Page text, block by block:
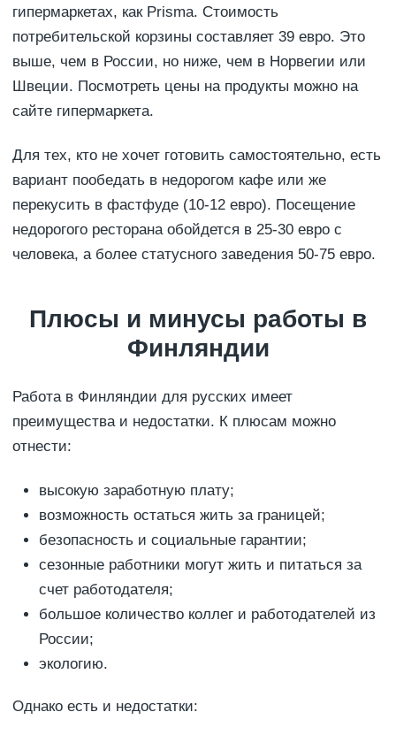
гипермаркетах, как Prisma. Стоимость
потребительской корзины составляет 39 евро. Это
выше, чем в России, но ниже, чем в Норвегии или
Швеции. Посмотреть цены на продукты можно на
сайте гипермаркета.
Для тех, кто не хочет готовить самостоятельно, есть
вариант пообедать в недорогом кафе или же
перекусить в фастфуде (10-12 евро). Посещение
недорогого ресторана обойдется в 25-30 евро с
человека, а более статусного заведения 50-75 евро.
Плюсы и минусы работы в
Финляндии
Работа в Финляндии для русских имеет
преимущества и недостатки. К плюсам можно
отнести:
высокую заработную плату;
возможность остаться жить за границей;
безопасность и социальные гарантии;
сезонные работники могут жить и питаться за
счет работодателя;
большое количество коллег и работодателей из
России;
экологию.
Однако есть и недостатки: